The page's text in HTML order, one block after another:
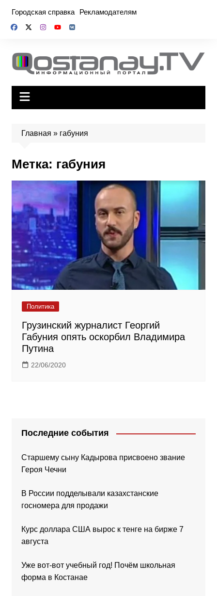
содержимому
Городская справка Рекламодателям
Главная » габуния
Метка: габуния
Политика
Грузинский журналист Георгий
Габуния опять оскорбил Владимира
Путина
22/06/2020
Последние события
Старшему сыну Кадырова присвоено звание
Героя Чечни
В России подделывали казахстанские
госномера для продажи
Курс доллара США вырос к тенге на бирже 7
августа
Уже вот-вот учебный год! Почём школьная
форма в Костанае